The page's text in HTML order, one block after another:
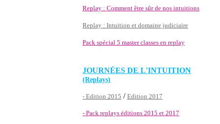
Replay : Comment être sûr de nos intuitions
Replay : Intuition et domaine judiciaire
Pack spécial 5 master classes en replay
JOURNÉES DE L'INTUITION
(Replays)
- Edition 2015 / Edition 2017
- Pack replays éditions 2015 et 2017